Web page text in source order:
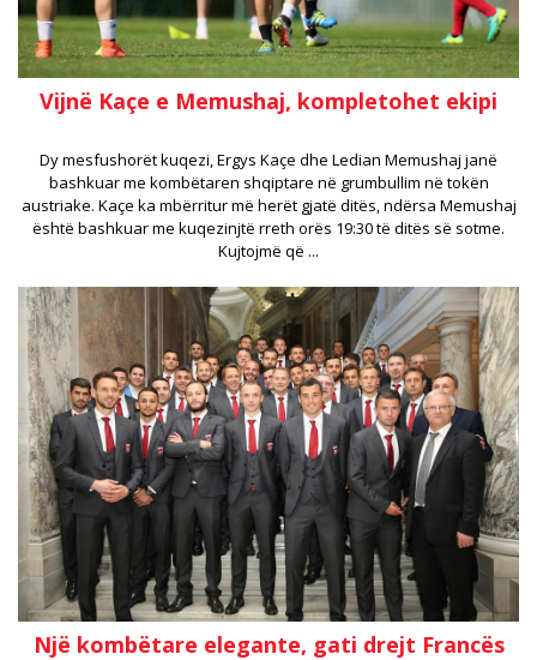
Vijnë Kaçe e Memushaj, kompletohet ekipi
Dy mesfushorët kuqezi, Ergys Kaçe dhe Ledian Memushaj janë
bashkuar me kombëtaren shqiptare në grumbullim në tokën
austriake. Kaçe ka mbërritur më herët gjatë ditës, ndërsa Memushaj
është bashkuar me kuqezinjtë rreth orës 19:30 të ditës së sotme.
Kujtojmë që ...
Një kombëtare elegante, gati drejt Francës